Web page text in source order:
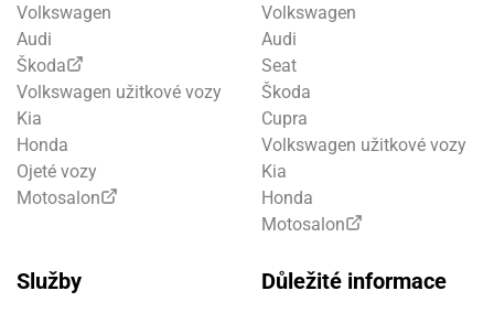
Volkswagen
Audi
Škoda
Volkswagen užitkové vozy
Kia
Honda
Ojeté vozy
Motosalon
Volkswagen
Audi
Seat
Škoda
Cupra
Volkswagen užitkové vozy
Kia
Honda
Motosalon
Služby Důležité informace